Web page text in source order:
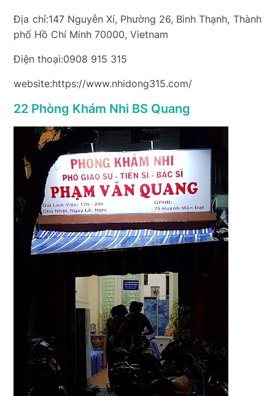
Địa chỉ:147 Nguyễn Xí, Phường 26, Bình Thạnh, Thành
phố Hồ Chí Minh 70000, Vietnam
Điện thoại:0908 915 315
website:https://www.nhidong315.com/
22 Phòng Khám Nhi BS Quang